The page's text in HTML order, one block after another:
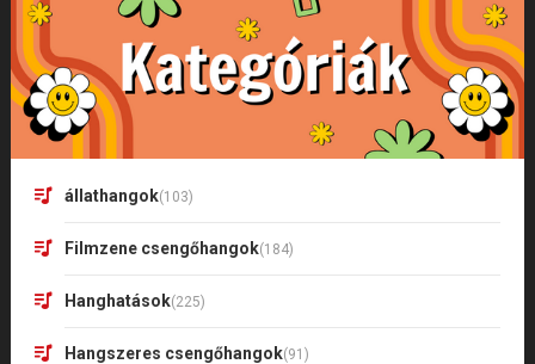
állathangok(103)
Filmzene csengőhangok(184)
Hanghatások(225)
Hangszeres csengőhangok(91)